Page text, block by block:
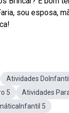
sou esposa,
Atividades
5
Atividades
5